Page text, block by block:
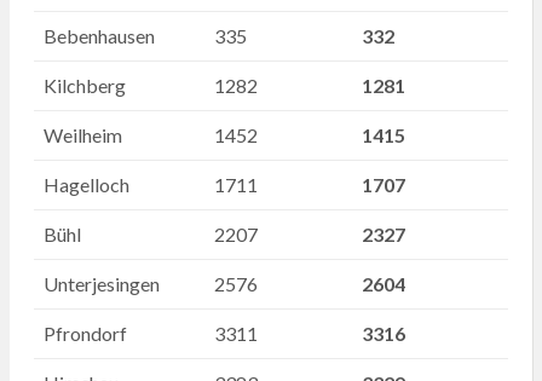
Bebenhausen 335 332
Kilchberg 1282 1281
Weilheim 1452 1415
Hagelloch 1711 1707
Bühl 2207 2327
Unterjesingen 2576 2604
Pfrondorf 3311 3316